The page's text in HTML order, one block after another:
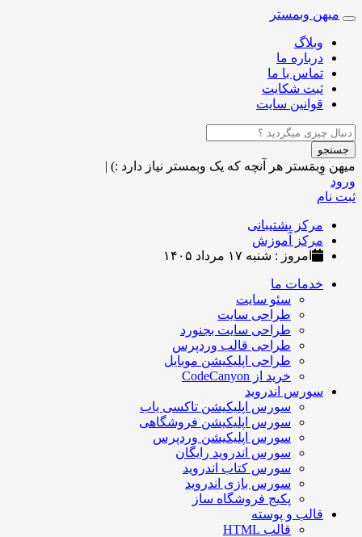
Toggle
navigation
میهن وبمستر
وبلاگ
درباره ما
تماس با ما
ثبت شکایت
قوانین سایت
جستجو
میهن وِبمَستر هر آنچه که یک وبمستر نیاز دارد :) |
ورود
ثبت نام
مرکز پشتیبانی
مرکز آموزش
امروز : شنبه ۱۷ مرداد ۱۴۰۵
خدمات ما
سئو سایت
طراحی سایت
طراحی سایت بجنورد
طراحی قالب وردپرس
طراحی اپلیکیشن موبایل
خرید از CodeCanyon
سورس اندروید
سورس اپلیکیشن تاکسی یاب
سورس اپلیکیشن فروشگاهی
سورس اپلیکیشن وردپرس
سورس اندروید رایگان
سورس کتاب اندروید
سورس بازی اندروید
پکیج فروشگاه ساز
قالب و پوسته
قالب HTML